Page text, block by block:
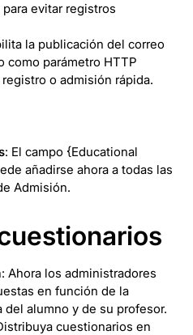
evitar registros
la publicación del correo
como parámetro HTTP
o admisión rápida.
: El campo {Educational
añadirse ahora a todas las
Admisión.
: Ahora los administradores
en función de la
del alumno y de su profesor.
cuestionarios en